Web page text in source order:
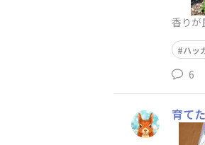
香りが
ハッ
6
育て